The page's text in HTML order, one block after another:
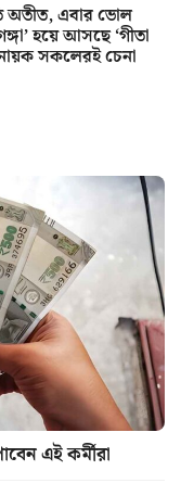
অতীত, এবার ভোল
হয়ে আসছে ‘গীতা
সকলেরই চেনা
এই কর্মীরা